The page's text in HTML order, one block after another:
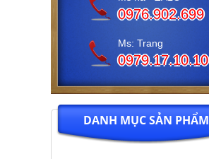
0976.902.699
Ms: Trang
0979.17.10.10
DANH MỤC SẢN PHẨM